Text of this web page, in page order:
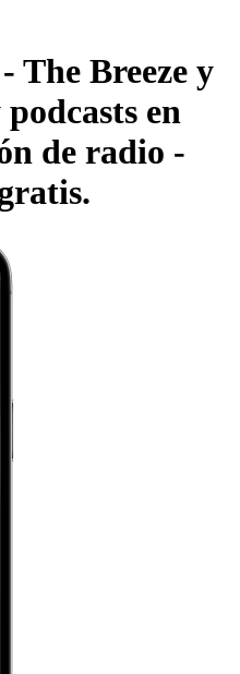
The Breeze y
en
de radio -